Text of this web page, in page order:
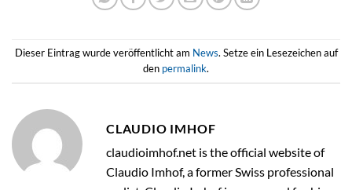
Dieser Eintrag wurde veröffentlicht am News. Setze ein Lesezeichen auf
den permalink.
CLAUDIO IMHOF
claudioimhof.net is the official website of
Claudio Imhof, a former Swiss professional